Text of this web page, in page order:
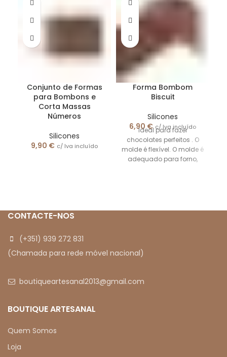
Conjunto de Formas
para Bombons e
Corta Massas
Números
Silicones
9,90 € c/ Iva incluído
Forma Bombom
Biscuit
Silicones
6,90 € c/ Iva incluído
Ideal para fazer
chocolates perfeitos . O
molde é flexível. O molde é
adequado para forno,
CONTACTE-NOS
(+351) 939 272 831
(Chamada para rede móvel nacional)
boutiqueartesanal2013@gmail.com
BOUTIQUE ARTESANAL
Quem Somos
Loja